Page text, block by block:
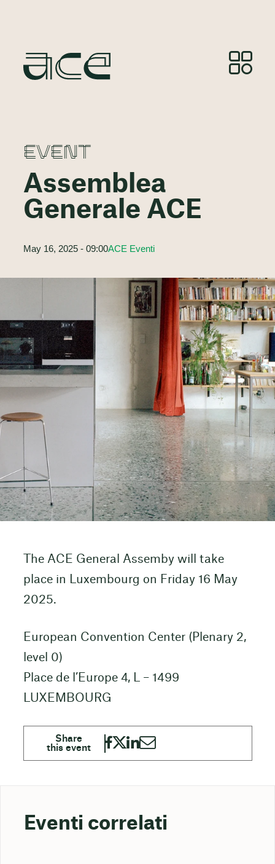
EVENT
Assemblea
Generale ACE
May 16, 2025 - 09:00ACE Eventi
The ACE General Assemby will take
place in Luxembourg on Friday 16 May
2025.
European Convention Center (Plenary 2,
level 0)
Place de l’Europe 4, L – 1499
LUXEMBOURG
Eventi correlati